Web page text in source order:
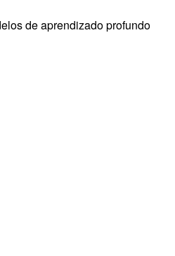
de aprendizado profundo